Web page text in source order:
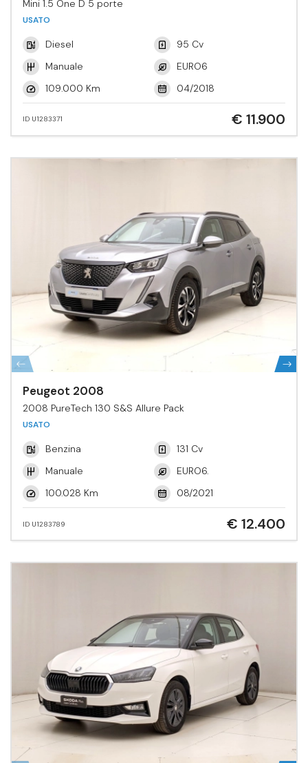
Mini 1.5 One D 5 porte
USATO
Diesel
95 Cv
Manuale
EURO6
109.000 Km
04/2018
ID U1283371 € 11.900
Peugeot 2008
2008 PureTech 130 S&S Allure Pack
USATO
Benzina
131 Cv
Manuale
EURO6.
100.028 Km
08/2021
ID U1283789 € 12.400